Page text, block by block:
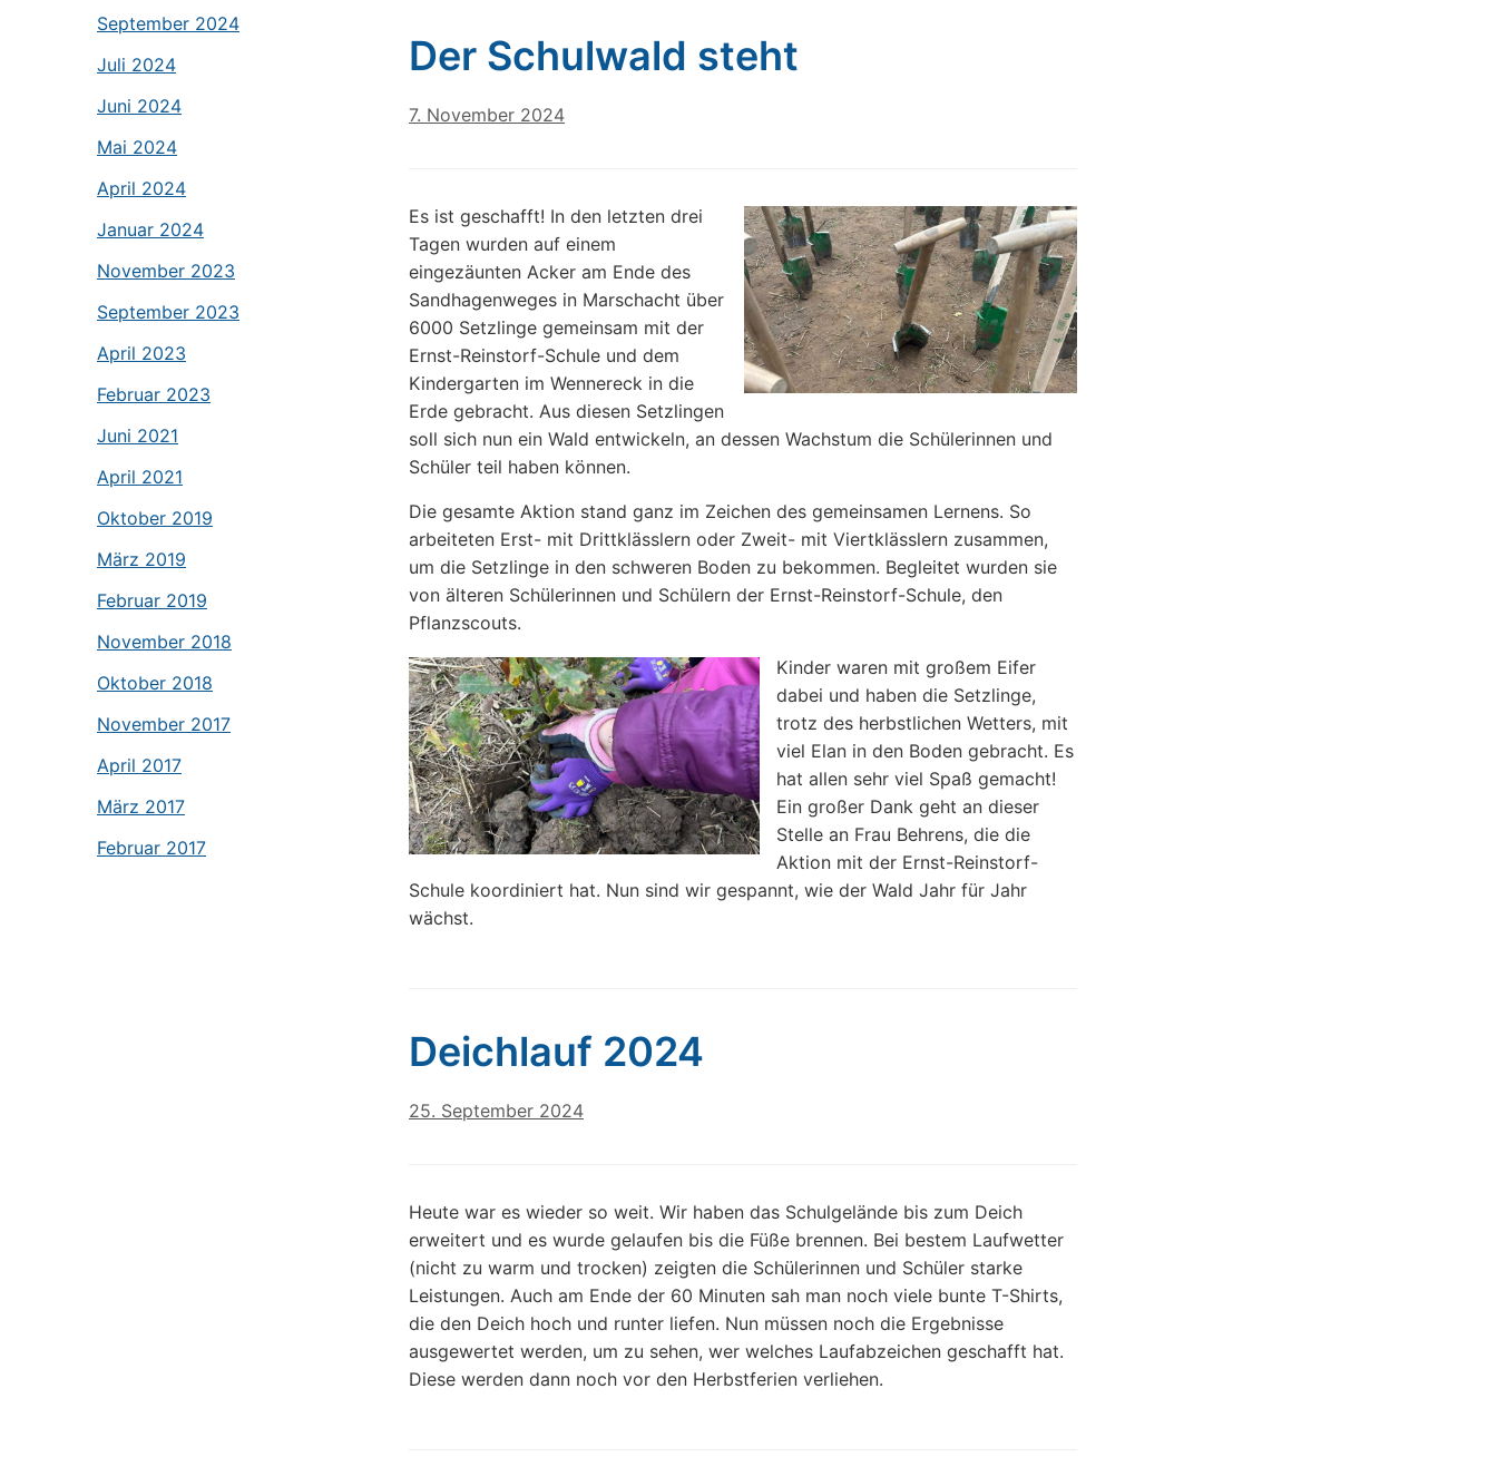
September 2024
Juli 2024
Juni 2024
Mai 2024
April 2024
Januar 2024
November 2023
September 2023
April 2023
Februar 2023
Juni 2021
April 2021
Oktober 2019
März 2019
Februar 2019
November 2018
Oktober 2018
November 2017
April 2017
März 2017
Februar 2017
Der Schulwald steht
7. November 2024
Es ist geschafft! In den letzten drei
Tagen wurden auf einem
eingezäunten Acker am Ende des
Sandhagenweges in Marschacht über
6000 Setzlinge gemeinsam mit der
Ernst-Reinstorf-Schule und dem
Kindergarten im Wennereck in die
Erde gebracht. Aus diesen Setzlingen
soll sich nun ein Wald entwickeln, an dessen Wachstum die Schülerinnen und
Schüler teil haben können.
Die gesamte Aktion stand ganz im Zeichen des gemeinsamen Lernens. So
arbeiteten Erst- mit Drittklässlern oder Zweit- mit Viertklässlern zusammen,
um die Setzlinge in den schweren Boden zu bekommen. Begleitet wurden sie
von älteren Schülerinnen und Schülern der Ernst-Reinstorf-Schule, den
Pflanzscouts.
Kinder waren mit großem Eifer
dabei und haben die Setzlinge,
trotz des herbstlichen Wetters, mit
viel Elan in den Boden gebracht. Es
hat allen sehr viel Spaß gemacht!
Ein großer Dank geht an dieser
Stelle an Frau Behrens, die die
Aktion mit der Ernst-Reinstorf-
Schule koordiniert hat. Nun sind wir gespannt, wie der Wald Jahr für Jahr
wächst.
Deichlauf 2024
25. September 2024
Heute war es wieder so weit. Wir haben das Schulgelände bis zum Deich
erweitert und es wurde gelaufen bis die Füße brennen. Bei bestem Laufwetter
(nicht zu warm und trocken) zeigten die Schülerinnen und Schüler starke
Leistungen. Auch am Ende der 60 Minuten sah man noch viele bunte T-Shirts,
die den Deich hoch und runter liefen. Nun müssen noch die Ergebnisse
ausgewertet werden, um zu sehen, wer welches Laufabzeichen geschafft hat.
Diese werden dann noch vor den Herbstferien verliehen.